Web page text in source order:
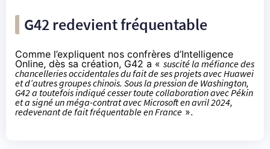
G42 redevient fréquentable
Comme l’expliquent nos confrères d’Intelligence
Online, dès sa création, G42 a « suscité la méfiance des
chancelleries occidentales du fait de ses projets avec Huawei
et d’autres groupes chinois. Sous la pression de Washington,
G42 a toutefois indiqué cesser toute collaboration avec Pékin
et a signé un méga-contrat avec Microsoft en avril 2024,
redevenant de fait fréquentable en France ».